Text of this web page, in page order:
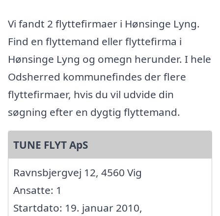
Vi fandt 2 flyttefirmaer i Hønsinge Lyng.
Find en flyttemand eller flyttefirma i
Hønsinge Lyng og omegn herunder. I hele
Odsherred kommunefindes der flere
flyttefirmaer, hvis du vil udvide din
søgning efter en dygtig flyttemand.
TUNE FLYT ApS
Ravnsbjergvej 12, 4560 Vig
Ansatte: 1
Startdato: 19. januar 2010,